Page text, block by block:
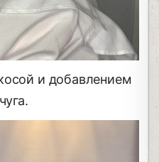
и добавлением